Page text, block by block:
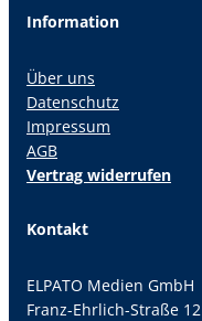
Information
Über uns
Datenschutz
Impressum
AGB
Vertrag widerrufen
Kontakt
ELPATO Medien GmbH
Franz-Ehrlich-Straße 12